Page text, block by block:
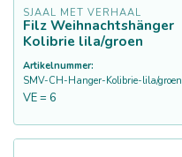
SJAAL MET VERHAAL
Filz Weihnachtshänger
Kolibrie lila/groen
Artikelnummer:
SMV-CH-Hanger-Kolibrie-lila/groen
VE = 6